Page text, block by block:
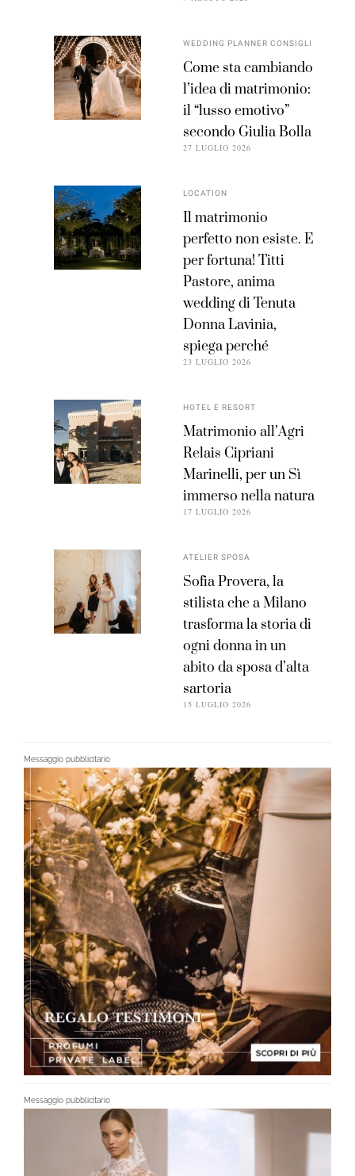
WEDDING PLANNER CONSIGLI
Come sta cambiando
l’idea di matrimonio:
il “lusso emotivo”
secondo Giulia Bolla
27 LUGLIO 2026
LOCATION
Il matrimonio
perfetto non esiste. E
per fortuna! Titti
Pastore, anima
wedding di Tenuta
Donna Lavinia,
spiega perché
23 LUGLIO 2026
HOTEL E RESORT
Matrimonio all’Agri
Relais Cipriani
Marinelli, per un Sì
immerso nella natura
17 LUGLIO 2026
ATELIER SPOSA
Sofia Provera, la
stilista che a Milano
trasforma la storia di
ogni donna in un
abito da sposa d’alta
sartoria
15 LUGLIO 2026
Messaggio pubblicitario
Messaggio pubblicitario